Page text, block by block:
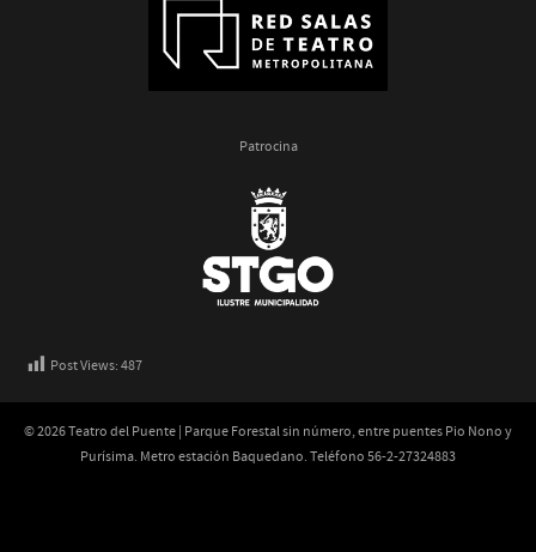
Patrocina
Post Views:487
© 2026 Teatro del Puente | Parque Forestal sin número, entre puentes Pio Nono y
Purísima. Metro estación Baquedano. Teléfono 56-2-27324883